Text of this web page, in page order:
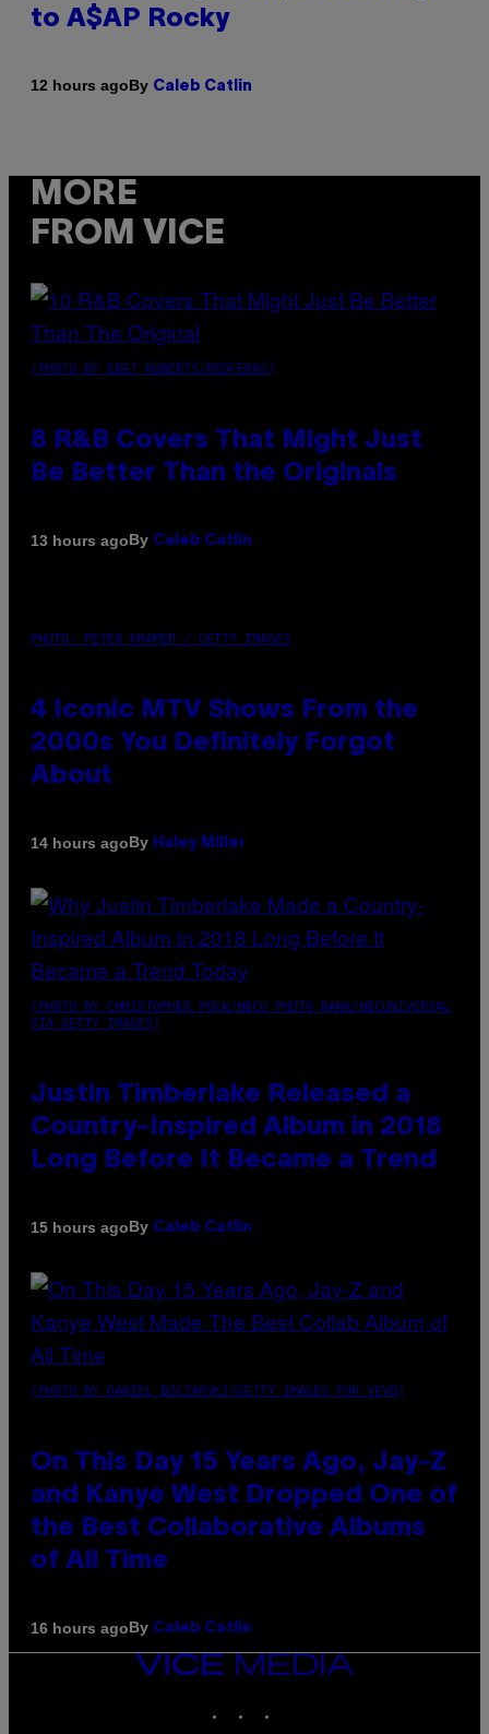
to A$AP Rocky
12 hours agoBy Caleb Catlin
MORE
FROM VICE
(PHOTO BY EBET ROBERTS/REDFERNS)
8 R&B Covers That Might Just
Be Better Than the Originals
13 hours agoBy Caleb Catlin
PHOTO: PETER KRAMER / GETTY IMAGES
4 Iconic MTV Shows From the
2000s You Definitely Forgot
About
14 hours agoBy Haley Miller
(PHOTO BY CHRISTOPHER POLK/NBCU PHOTO BANK/NBCUNIVERSAL
VIA GETTY IMAGES)
Justin Timberlake Released a
Country-Inspired Album in 2018
Long Before It Became a Trend
15 hours agoBy Caleb Catlin
(PHOTO BY DANIEL BOCZARSKI/GETTY IMAGES FOR VEVO)
On This Day 15 Years Ago, Jay-Z
and Kanye West Dropped One of
the Best Collaborative Albums
of All Time
16 hours agoBy Caleb Catlin
VICE